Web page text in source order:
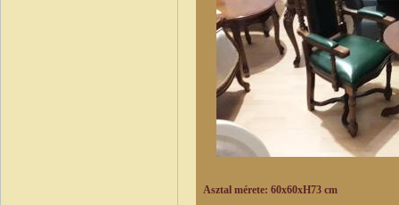
Asztal mérete: 60x60xH73 cm